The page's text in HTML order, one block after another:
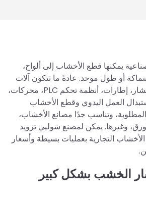
يمكنها قطع الأخشاب إلى ألواح،
أو طول موحد. عادةً ما تتكون آلات
المنشار من شفرات منشار، إطارات، أنظمة تحكم PLC، محركات،
العمل اليدوي وقطع الأخشاب
وتناسب جدًا مصانع الأخشاب،
وغيرها. يمكن لمصنع شوليي تزويد
التجارية بعمليات بسيطة وأسعار
الخشب بشكل كبير